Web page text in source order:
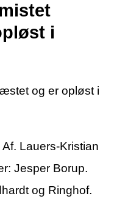
i
og er opløst i
Lauers-Kristian
Jesper Borup.
og Ringhof.